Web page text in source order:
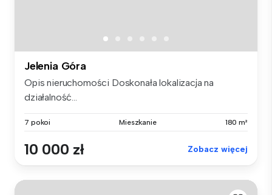
Jelenia Góra
Opis nieruchomości Doskonała lokalizacja na
działalność...
7 pokoi Mieszkanie 180 m²
10 000 zł Zobacz więcej